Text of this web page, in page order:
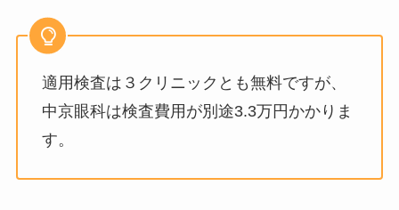
適用検査は３クリニックとも無料ですが、
中京眼科は検査費用が別途3.3万円かかりま
す。